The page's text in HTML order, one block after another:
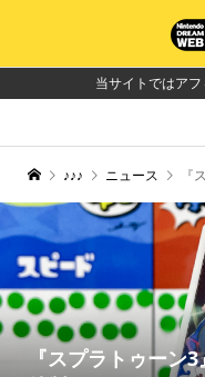
当サイトではア
♪♪♪ ニュース 『ス
『スプラトゥーン